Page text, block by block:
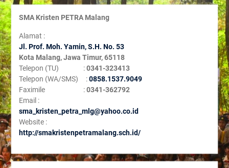
SMA Kristen PETRA Malang
Alamat :
Jl. Prof. Moh. Yamin, S.H. No. 53
Kota Malang, Jawa Timur, 65118
Telepon (TU) :0341-323413
Telepon (WA/SMS) :0858.1537.9049
Faximile :0341-362792
Email :
sma_kristen_petra_mlg@yahoo.co.id
Website :
http://smakristenpetramalang.sch.id/